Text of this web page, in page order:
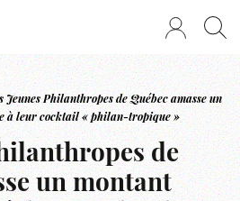
Jeunes Philanthropes de Québec amasse un
à leur cocktail « philan-tropique »
de
un montant